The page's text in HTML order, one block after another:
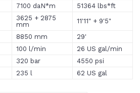
7100 daN*m
51364 lbs*ft
3625 + 2875
mm
11'11" + 9'5"
8850 mm
29'
100 l/min
26 US gal/min
320 bar
4550 psi
235 l 62 US gal